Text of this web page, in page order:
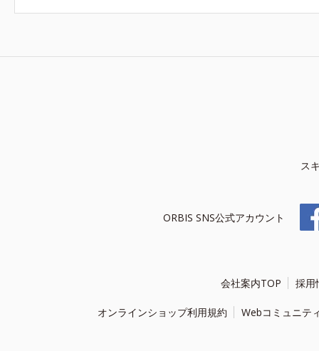
ス
ORBIS SNS公式アカウント
会社案内TOP 採用
オンラインショップ利用規約 Webコミュニテ